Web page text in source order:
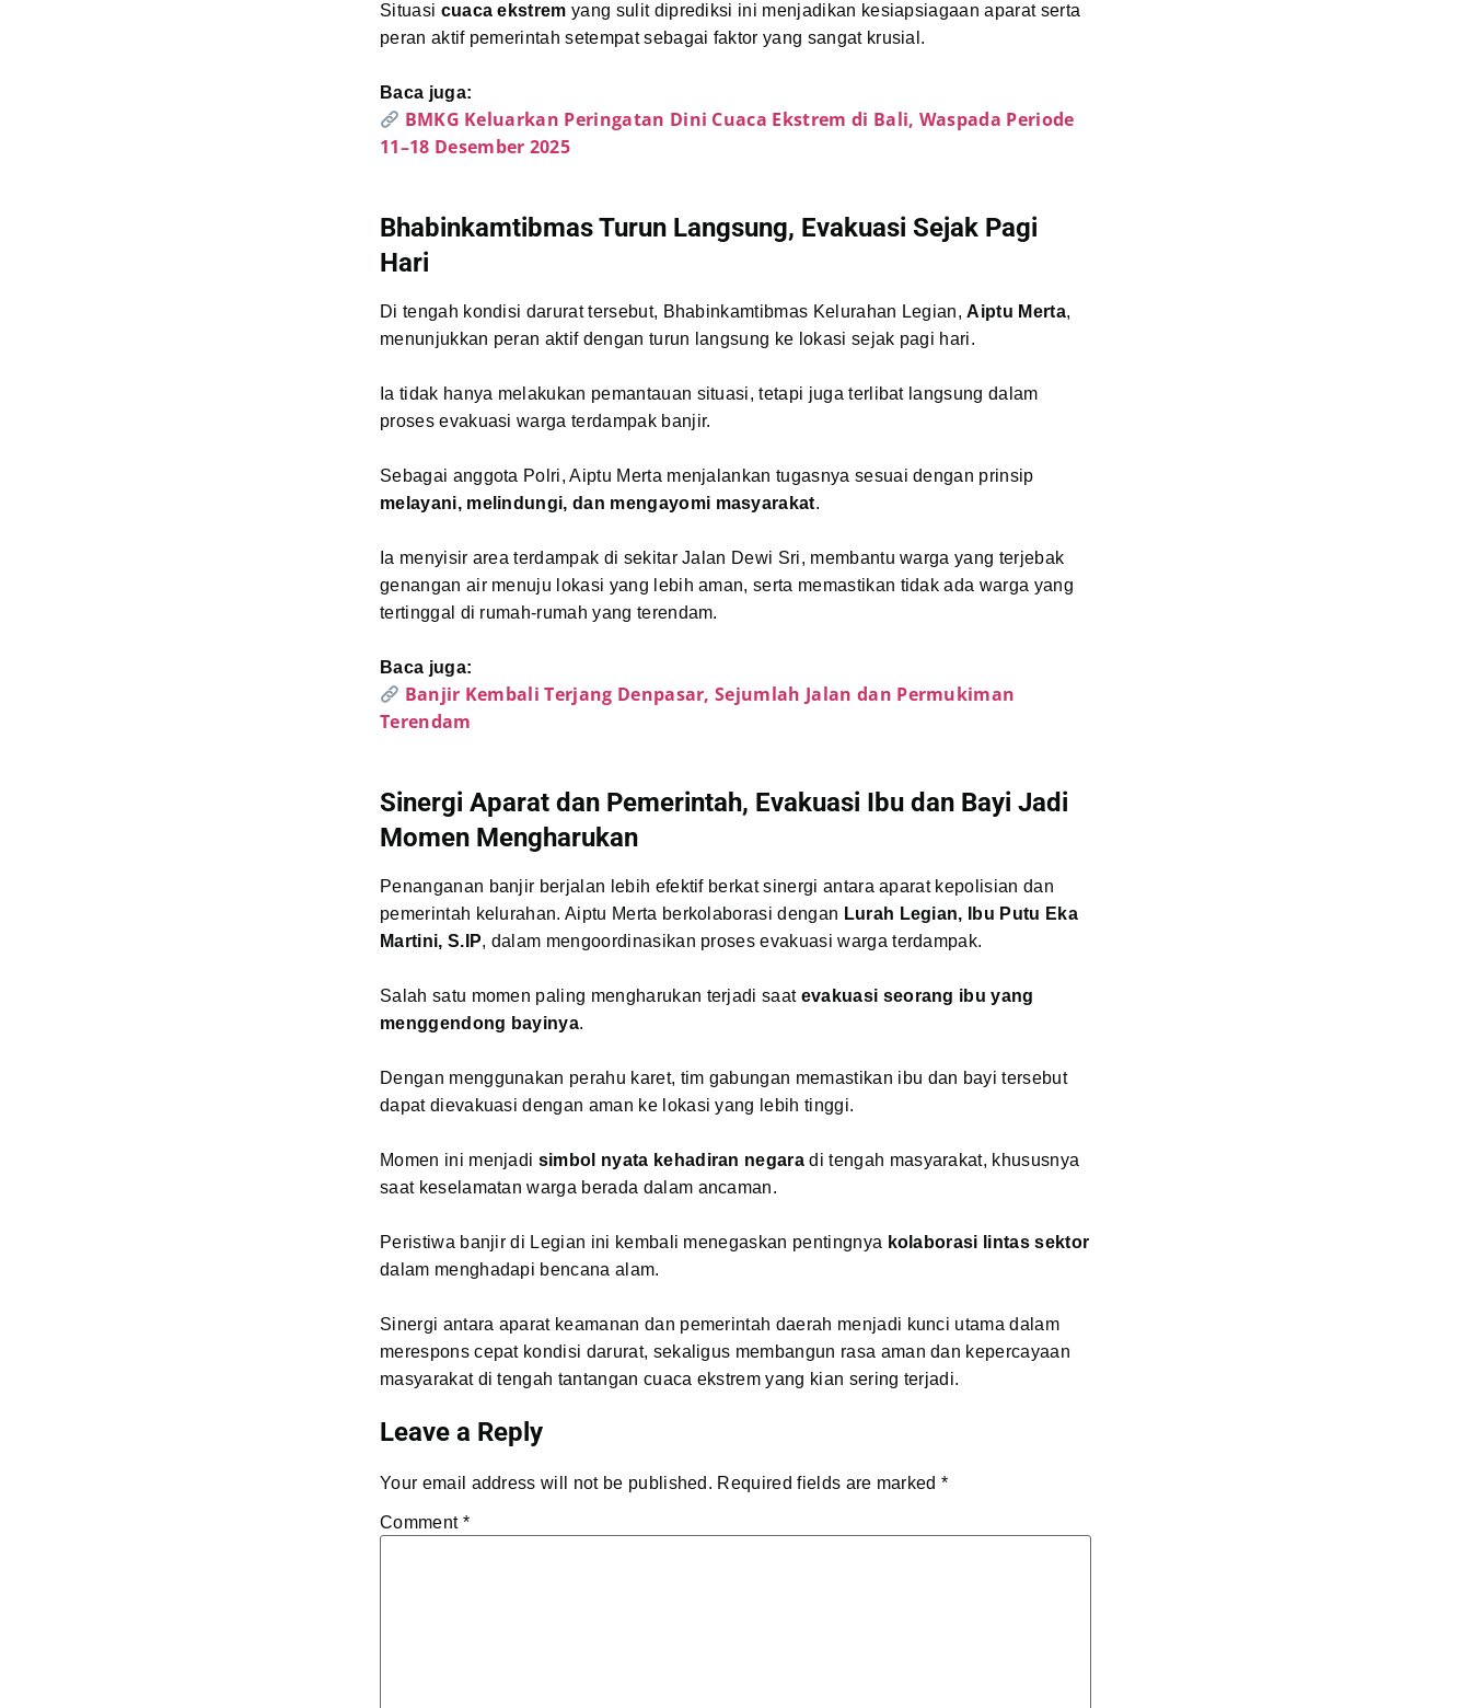
Situasi cuaca ekstrem yang sulit diprediksi ini menjadikan kesiapsiagaan aparat serta
peran aktif pemerintah setempat sebagai faktor yang sangat krusial.
Baca juga:
BMKG Keluarkan Peringatan Dini Cuaca Ekstrem di Bali, Waspada Periode
11–18 Desember 2025
Bhabinkamtibmas Turun Langsung, Evakuasi Sejak Pagi
Hari
Di tengah kondisi darurat tersebut, Bhabinkamtibmas Kelurahan Legian,Aiptu Merta,
menunjukkan peran aktif dengan turun langsung ke lokasi sejak pagi hari.
Ia tidak hanya melakukan pemantauan situasi, tetapi juga terlibat langsung dalam
proses evakuasi warga terdampak banjir.
Sebagai anggota Polri, Aiptu Merta menjalankan tugasnya sesuai dengan prinsip
melayani, melindungi, dan mengayomi masyarakat.
Ia menyisir area terdampak di sekitar Jalan Dewi Sri, membantu warga yang terjebak
genangan air menuju lokasi yang lebih aman, serta memastikan tidak ada warga yang
tertinggal di rumah-rumah yang terendam.
Baca juga:
Banjir Kembali Terjang Denpasar, Sejumlah Jalan dan Permukiman
Terendam
Sinergi Aparat dan Pemerintah, Evakuasi Ibu dan Bayi Jadi
Momen Mengharukan
Penanganan banjir berjalan lebih efektif berkat sinergi antara aparat kepolisian dan
pemerintah kelurahan. Aiptu Merta berkolaborasi dengan Lurah Legian, Ibu Putu Eka
Martini, S.IP, dalam mengoordinasikan proses evakuasi warga terdampak.
Salah satu momen paling mengharukan terjadi saat evakuasi seorang ibu yang
menggendong bayinya.
Dengan menggunakan perahu karet, tim gabungan memastikan ibu dan bayi tersebut
dapat dievakuasi dengan aman ke lokasi yang lebih tinggi.
Momen ini menjadi simbol nyata kehadiran negara di tengah masyarakat, khususnya
saat keselamatan warga berada dalam ancaman.
Peristiwa banjir di Legian ini kembali menegaskan pentingnya kolaborasi lintas sektor
dalam menghadapi bencana alam.
Sinergi antara aparat keamanan dan pemerintah daerah menjadi kunci utama dalam
merespons cepat kondisi darurat, sekaligus membangun rasa aman dan kepercayaan
masyarakat di tengah tantangan cuaca ekstrem yang kian sering terjadi.
Leave a Reply
Your email address will not be published. Required fields are marked*
Comment *